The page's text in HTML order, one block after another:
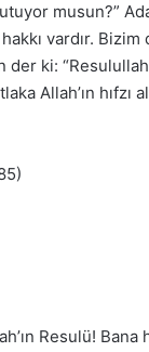
musun?”
vardır.
ki:
Allah’ın hıfzı
Resulü!